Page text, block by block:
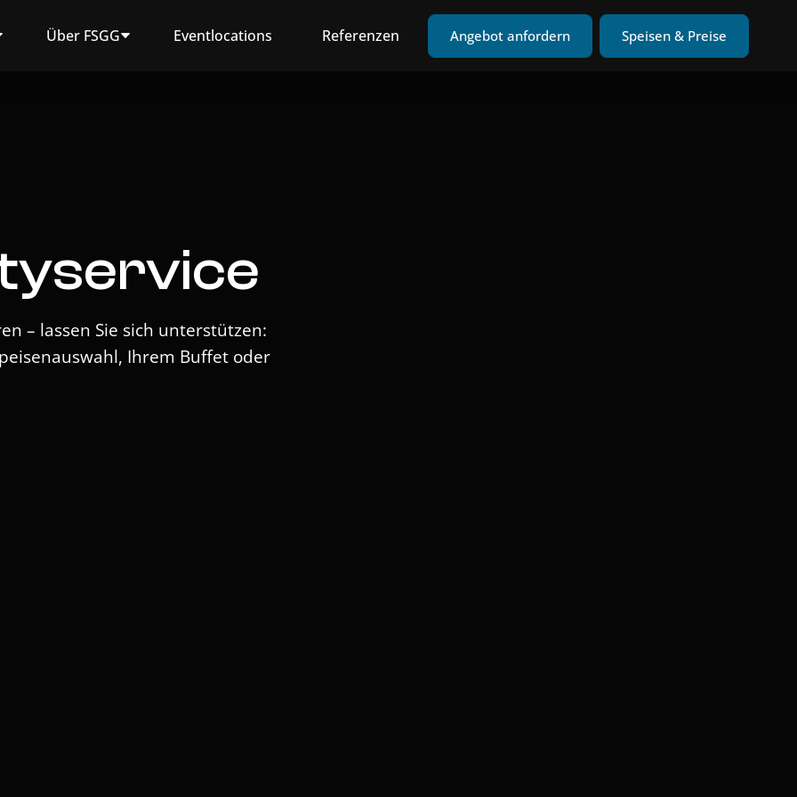
Über FSGG Eventlocations Referenzen Angebot anfordern Speisen & Preise
– lassen Sie sich unterstützen:
Ihrem Buffet oder